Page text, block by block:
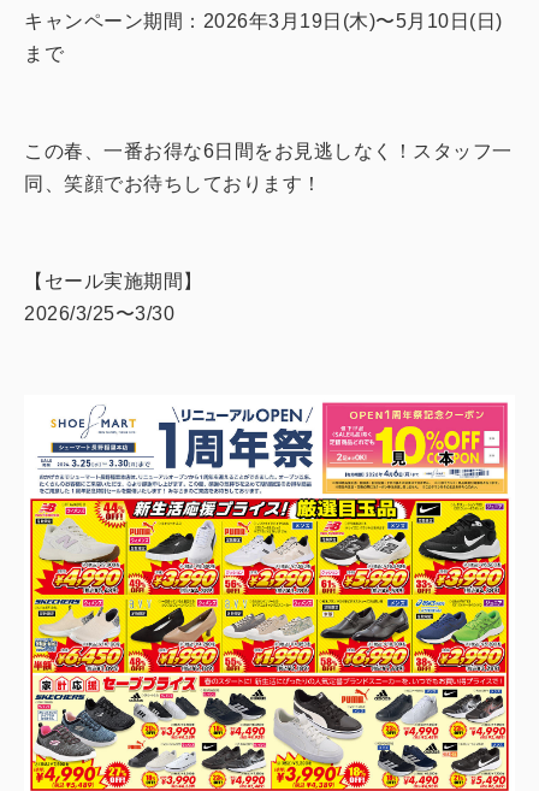
キャンペーン期間：2026年3月19日(木)〜5月10日(日)
まで
この春、一番お得な6日間をお見逃しなく！スタッフ一
同、笑顔でお待ちしております！
【セール実施期間】
2026/3/25〜3/30